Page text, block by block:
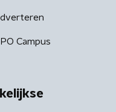
Campus